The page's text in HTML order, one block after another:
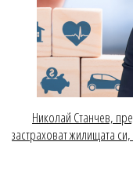
Николай Станчев,
застраховат жилищата